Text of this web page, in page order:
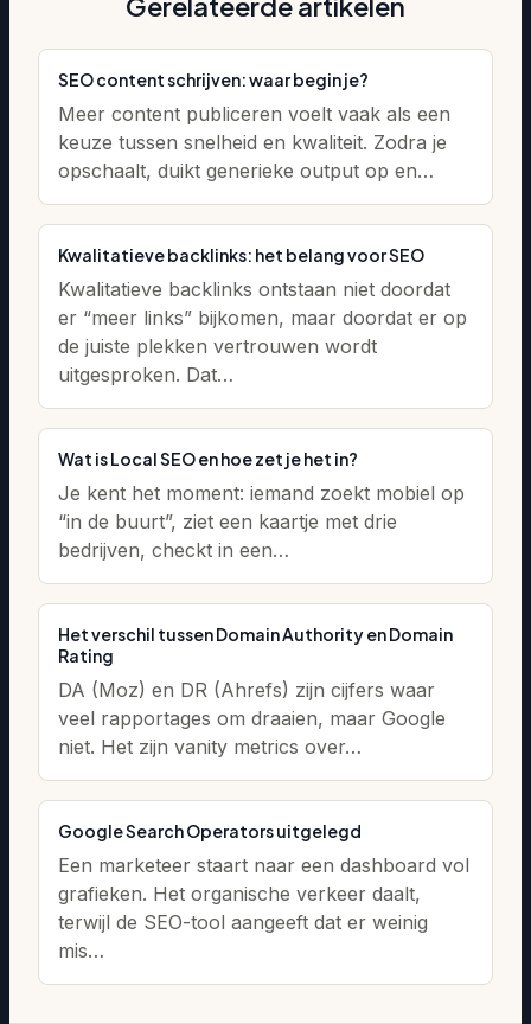
SEO content schrijven: waar begin je?
Meer content publiceren voelt vaak als een
keuze tussen snelheid en kwaliteit. Zodra je
opschaalt, duikt generieke output op en…
Kwalitatieve backlinks: het belang voor SEO
Kwalitatieve backlinks ontstaan niet doordat
er “meer links” bijkomen, maar doordat er op
de juiste plekken vertrouwen wordt
uitgesproken. Dat…
Wat is Local SEO en hoe zet je het in?
Je kent het moment: iemand zoekt mobiel op
“in de buurt”, ziet een kaartje met drie
bedrijven, checkt in een…
Het verschil tussen Domain Authority en Domain
Rating
DA (Moz) en DR (Ahrefs) zijn cijfers waar
veel rapportages om draaien, maar Google
niet. Het zijn vanity metrics over…
Google Search Operators uitgelegd
Een marketeer staart naar een dashboard vol
grafieken. Het organische verkeer daalt,
terwijl de SEO-tool aangeeft dat er weinig
mis…